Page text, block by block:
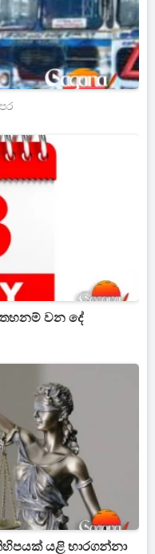
තහනම් වන දේ
යළි භාරගන්නා